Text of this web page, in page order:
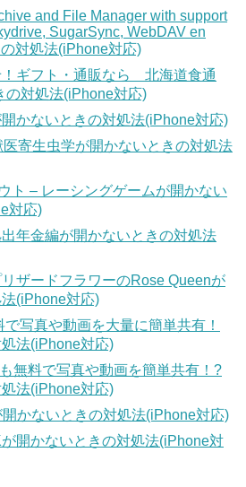
and File Manager with support
SugarSync, WebDAV en
対処法(iPhone対応)
ギフト・通販なら 北海道食通
の対処法(iPhone対応)
かないときの対処法(iPhone対応)
寄生虫学が開かないときの対処法
ト – レーシングゲームが開かない
対応)
年金編が開かないときの対処法
ザードフラワーのRose Queenが
(iPhone対応)
写真や動画を大量に簡単共有！
法(iPhone対応)
無料で写真や動画を簡単共有！?
法(iPhone対応)
かないときの対処法(iPhone対応)
開かないときの対処法(iPhone対